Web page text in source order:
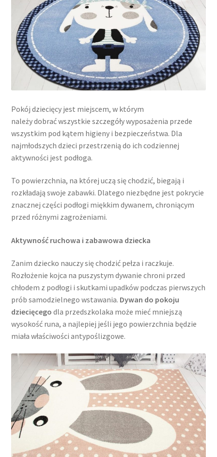
Pokój dziecięcy jest miejscem, w którym
należy dobrać wszystkie szczegóły wyposażenia przede
wszystkim pod kątem higieny i bezpieczeństwa. Dla
najmłodszych dzieci przestrzenią do ich codziennej
aktywności jest podłoga.
To powierzchnia, na której uczą się chodzić, biegają i
rozkładają swoje zabawki. Dlatego niezbędne jest pokrycie
znacznej części podłogi miękkim dywanem, chroniącym
przed różnymi zagrożeniami.
Aktywność ruchowa i zabawowa dziecka
Zanim dziecko nauczy się chodzić pełza i raczkuje.
Rozłożenie kojca na puszystym dywanie chroni przed
chłodem z podłogi i skutkami upadków podczas pierwszych
prób samodzielnego wstawania. Dywan do pokoju
dziecięcego dla przedszkolaka może mieć mniejszą
wysokość runa, a najlepiej jeśli jego powierzchnia będzie
miała właściwości antypoślizgowe.